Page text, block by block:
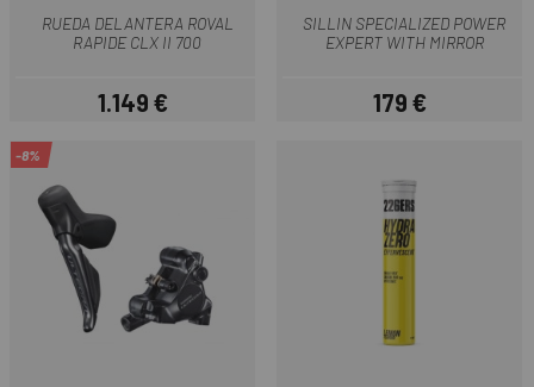
RUEDA DELANTERA ROVAL
RAPIDE CLX II 700
Precio
1.149 €
SILLIN SPECIALIZED POWER
EXPERT WITH MIRROR
Precio
179 €
-8%